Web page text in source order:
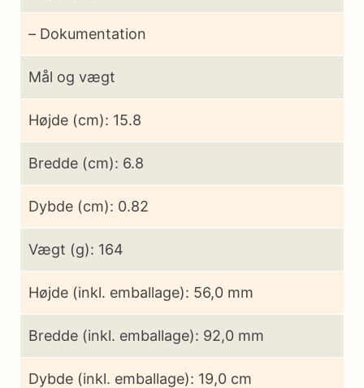
– Dokumentation
Mål og vægt
Højde (cm): 15.8
Bredde (cm): 6.8
Dybde (cm): 0.82
Vægt (g): 164
Højde (inkl. emballage): 56,0 mm
Bredde (inkl. emballage): 92,0 mm
Dybde (inkl. emballage): 19,0 cm